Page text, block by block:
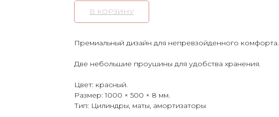
В КОРЗИНУ
Премиальный дизайн для непревзойденного комфорта.
Две небольшие проушины для удобства хранения.
Цвет: красный.
Размер: 1000 × 500 × 8 мм.
Тип: Цилиндры, маты, амортизаторы